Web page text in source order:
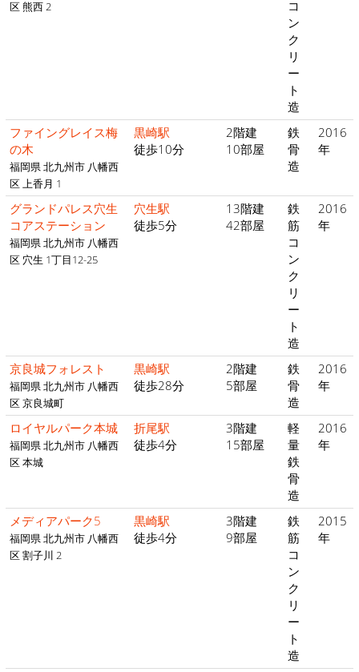
区 熊西 2
コ
ン
ク
リ
ー
ト
造
ファイングレイス梅
の木
福岡県 北九州市 八幡西
区 上香月 1
黒崎駅
徒歩10分
2階建
10部屋
鉄
骨
造
2016
年
グランドパレス穴生
コアステーション
福岡県 北九州市 八幡西
区 穴生 1丁目12-25
穴生駅
徒歩5分
13階建
42部屋
鉄
筋
コ
ン
ク
リ
ー
ト
造
2016
年
京良城フォレスト
福岡県 北九州市 八幡西
区 京良城町
黒崎駅
徒歩28分
2階建
5部屋
鉄
骨
造
2016
年
ロイヤルパーク本城
福岡県 北九州市 八幡西
区 本城
折尾駅
徒歩4分
3階建
15部屋
軽
量
鉄
骨
造
2016
年
メディアパーク5
福岡県 北九州市 八幡西
区 割子川 2
黒崎駅
徒歩4分
3階建
9部屋
鉄
筋
コ
ン
ク
リ
ー
ト
造
2015
年